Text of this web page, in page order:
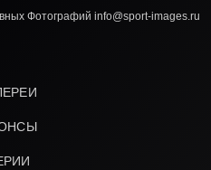
Фотографий info@sport-images.ru